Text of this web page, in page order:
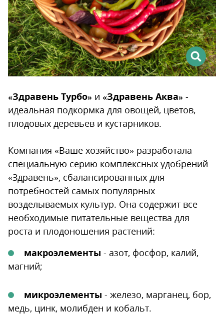
Орхидеи – гостьи из тропиков
«Здравень Турбо» и «Здравень Аква» -
идеальная подкормка для овощей, цветов,
плодовых деревьев и кустарников.
Компания «Ваше хозяйство» разработала
специальную серию комплексных удобрений
«Здравень», сбалансированных для
потребностей самых популярных
возделываемых культур. Она содержит все
необходимые питательные вещества для
роста и плодоношения растений:
макроэлементы - азот, фосфор, калий,
магний;
микроэлементы - железо, марганец, бор,
медь, цинк, молибден и кобальт.